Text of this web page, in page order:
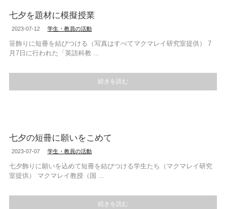
七夕を題材に模擬授業
2023-07-12 学生・教員の活動
笹飾りに短冊を結びつける（写真はすべてマクマレイ研究室提供） 7
月7日に行われた「英語科教 ...
続きを読む
七夕の短冊に願いをこめて
2023-07-07 学生・教員の活動
七夕飾りに願いを込めて短冊を結びつける学生たち（マクマレイ研究
室提供） マクマレイ教授（国 ...
続きを読む